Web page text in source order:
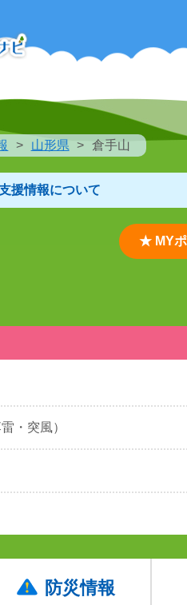
山形県 倉手山
援情報について
★ MYポ
・突風）
防災情報